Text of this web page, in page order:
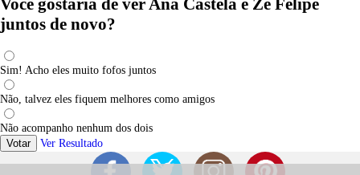
juntos de novo?
Sim! Acho eles muito fofos juntos
Não, talvez eles fiquem melhores como amigos
Não acompanho nenhum dos dois
Votar
Ver Resultado